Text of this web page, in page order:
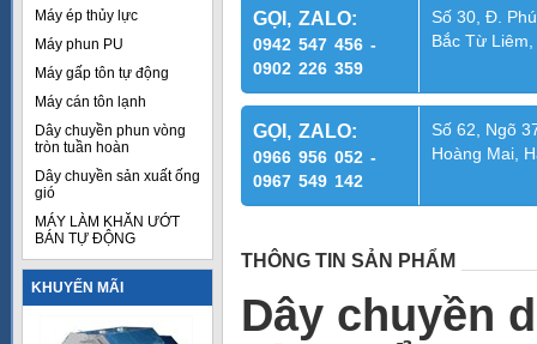
Máy ép thủy lực
Máy phun PU
Máy gấp tôn tự động
Máy cán tôn lạnh
Dây chuyền phun vòng
tròn tuần hoàn
Dây chuyền sản xuất ống
gió
MÁY LÀM KHĂN ƯỚT
BÁN TỰ ĐỘNG
KHUYẾN MÃI
GỌI, ZALO:
0942 547 456 -
0902 226 359
Số 30, Đ.
Bắc Từ
GỌI, ZALO:
0966 956 052 -
0967 549 142
Số 62, Ngõ
Hoàng Mai,
THÔNG TIN SẢN PHẨM
Dây chuyền